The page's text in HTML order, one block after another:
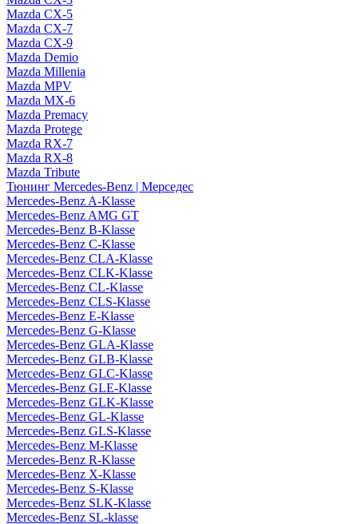
Mazda CX-5
Mazda CX-7
Mazda CX-9
Mazda Demio
Mazda Millenia
Mazda MPV
Mazda MX-6
Mazda Premacy
Mazda Protege
Mazda RX-7
Mazda RX-8
Mazda Tribute
Тюнинг Mercedes-Benz | Мерседес
Mercedes-Benz A-Klasse
Mercedes-Benz AMG GT
Mercedes-Benz B-Klasse
Mercedes-Benz C-Klasse
Mercedes-Benz CLA-Klasse
Mercedes-Benz CLK-Klasse
Mercedes-Benz CL-Klasse
Mercedes-Benz CLS-Klasse
Mercedes-Benz E-Klasse
Mercedes-Benz G-Klasse
Mercedes-Benz GLA-Klasse
Mercedes-Benz GLB-Klasse
Mercedes-Benz GLC-Klasse
Mercedes-Benz GLE-Klasse
Mercedes-Benz GLK-Klasse
Mercedes-Benz GL-Klasse
Mercedes-Benz GLS-Klasse
Mercedes-Benz M-Klasse
Mercedes-Benz R-Klasse
Mercedes-Benz X-Klasse
Mercedes-Benz S-Klasse
Mercedes-Benz SLK-Klasse
Mercedes-Benz SL-klasse